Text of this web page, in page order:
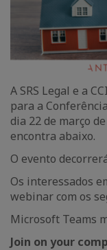
A SRS Legal e a
para a
dia 22 de março
encontra abaixo.
O evento
Os interessados
webinar com os
Microsoft Teams
Join on your